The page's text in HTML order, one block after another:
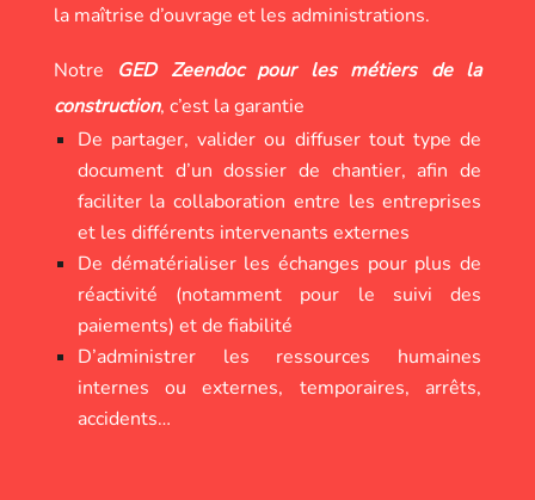
la maîtrise d’ouvrage et les administrations.
Notre GED Zeendoc pour les métiers de la
construction, c’est la garantie
De partager, valider ou diffuser tout type de
document d’un dossier de chantier, afin de
faciliter la collaboration entre les entreprises
et les différents intervenants externes
De dématérialiser les échanges pour plus de
réactivité (notamment pour le suivi des
paiements) et de fiabilité
D’administrer les ressources humaines
internes ou externes, temporaires, arrêts,
accidents…